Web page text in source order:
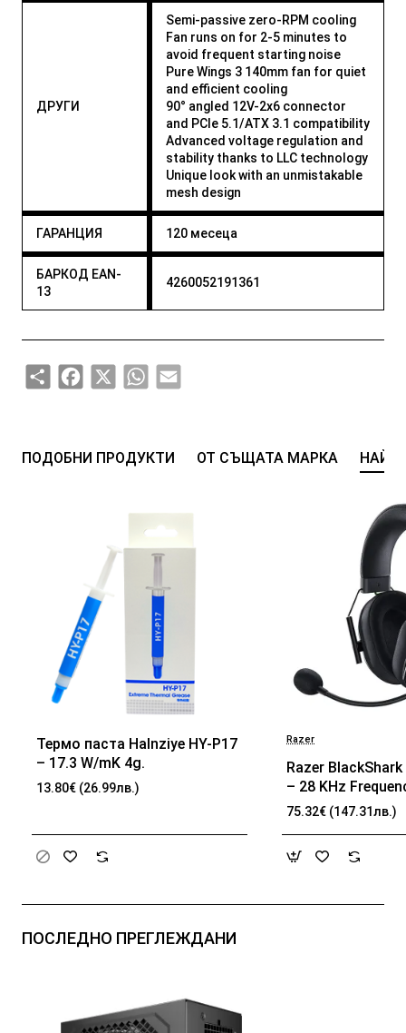
ДРУГИ
Semi-passive zero-RPM cooling
Fan runs on for 2-5 minutes to
avoid frequent starting noise
Pure Wings 3 140mm fan for quiet
and efficient cooling
90° angled 12V-2x6 connector
and PCIe 5.1/ATX 3.1 compatibility
Advanced voltage regulation and
stability thanks to LLC technology
Unique look with an unmistakable
mesh design
ГАРАНЦИЯ 120 месеца
БАРКОД EAN-
13
4260052191361
ShareFacebook
X WhatsApp
Email
ПОДОБНИ ПРОДУКТИ ОТ СЪЩАТА МАРКА НАЙ-
БЕСТСЕЛЪР
Термо паста Halnziye HY-P17
– 17.3 W/mK 4g.
13.80€ (26.99лв.)
Razer
Razer BlackShark
– 28 KHz
32 Ω (1 kHz)
TriForce Driver,
passive noise
100 Hz – 10 kHz
75.32€ (147.31лв.)
ПОСЛЕДНО ПРЕГЛЕЖДАНИ